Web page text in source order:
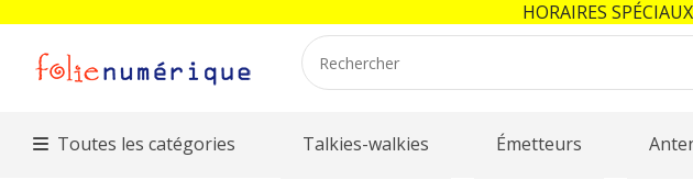
Toutes les catégories Talkies-walkies Émetteurs
HORAIRES